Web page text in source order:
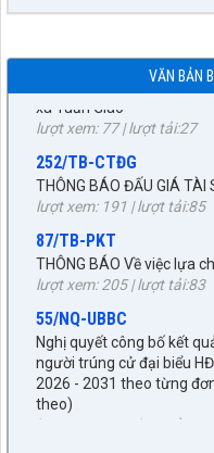
VĂN BẢN
252/TB-CTĐG
lượt xem: 191 | lượt tải:85
87/TB-PKT
lượt xem: 205 | lượt tải:83
55/NQ-UBBC
người trúng cử đại biểu
2026 - 2031 theo từng
theo)
lượt xem: 381 | lượt tải:174
672/KH-UBND
27/NQ-HĐND
Về chủ trương sắp xếp
huyện Tuần Giáo, tỉnh